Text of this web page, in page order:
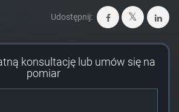
Udostępnij:
konsultację lub umów się na
pomiar